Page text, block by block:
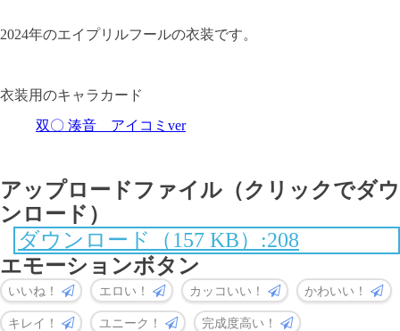
2024年のエイプリルフールの衣装です。
衣装用のキャラカード
双〇 湊音 アイコミver
アップロードファイル（クリックでダウ
ンロード）
ダウンロード（157 KB）:208
エモーションボタン
いいね！ エロい！ カッコいい！ かわいい！
キレイ！ ユニーク！ 完成度高い！